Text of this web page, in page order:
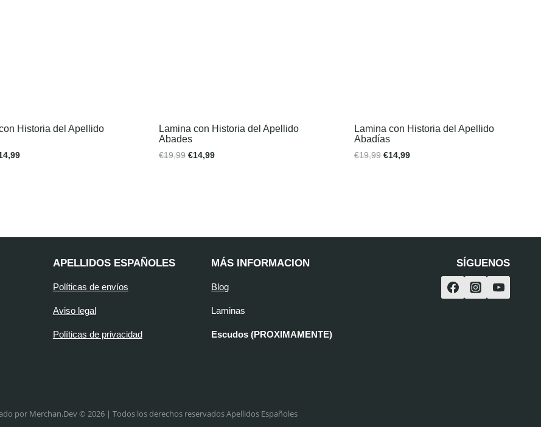
Historia del Apellido
Lamina con Historia del Apellido
Abades
€19,99 €14,99
Lamina con Historia del Apellido
Abadías
€19,99 €14,99
APELLIDOS ESPAÑOLES
Políticas de envíos
Aviso legal
Políticas de privacidad
MÁS INFORMACION
Blog
Laminas
Escudos (PROXIMAMENTE)
SÍGUENOS
por Merchan.Dev © 2026 | Todos los derechos reservados Apellidos Españoles